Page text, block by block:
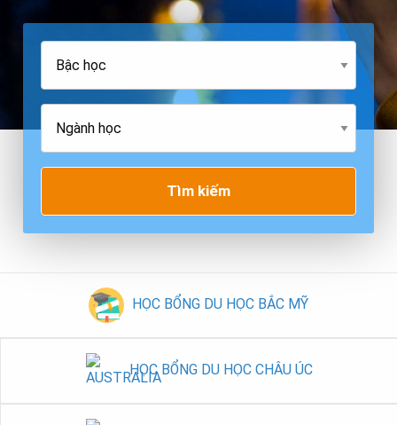
Tìm kiếm
HỌC BỔNG DU HỌC BẮC MỸ
HỌC BỔNG DU HỌC CHÂU ÚC